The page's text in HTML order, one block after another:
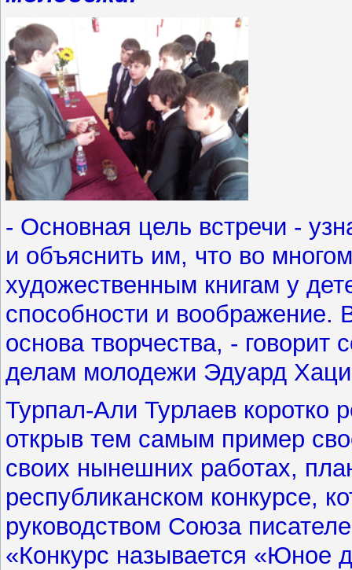
- Основная цель встречи -
и объяснить им, что во
художественным книгам у
способности и воображение.
основа творчества, - говорит
делам молодежи Эдуард
Турпал-Али Турлаев
открыв тем самым пример
своих нынешних работах,
республиканском конкурсе,
руководством Союза
«Конкурс называется «Юное